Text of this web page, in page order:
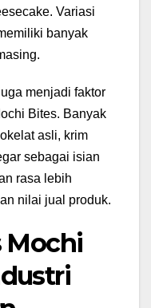
Variasi
banyak
menjadi faktor
Bites. Banyak
asli, krim
sebagai isian
rasa lebih
nilai jual produk.
Mochi